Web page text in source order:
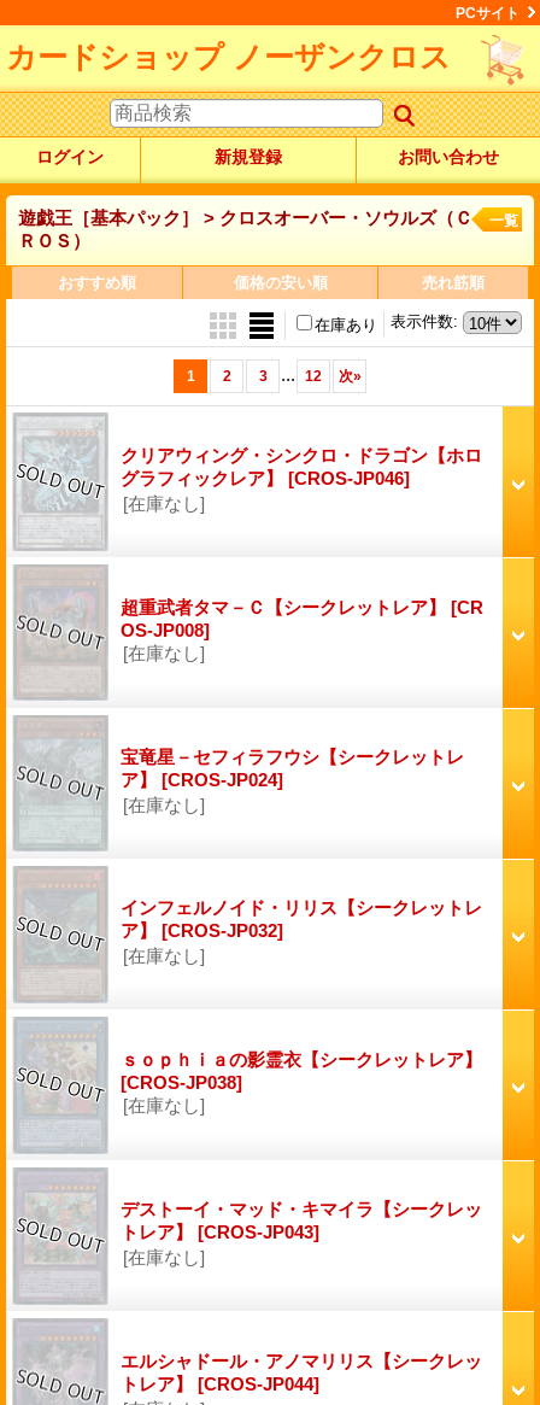
PCサイト
カードショップ ノーザンクロス
ログイン 新規登録 お問い合わせ
遊戯王［基本パック］ > クロスオーバー・ソウルズ（Ｃ
ＲＯＳ）
一覧
おすすめ順 価格の安い順 売れ筋順
表示件数:
在庫あり
1 2 3 ... 12 次»
クリアウィング・シンクロ・ドラゴン【ホロ
グラフィックレア】 [CROS-JP046]
[在庫なし]
超重武者タマ－Ｃ【シークレットレア】 [CR
OS-JP008]
[在庫なし]
宝竜星－セフィラフウシ【シークレットレ
ア】 [CROS-JP024]
[在庫なし]
インフェルノイド・リリス【シークレットレ
ア】 [CROS-JP032]
[在庫なし]
ｓｏｐｈｉａの影霊衣【シークレットレア】
[CROS-JP038]
[在庫なし]
デストーイ・マッド・キマイラ【シークレッ
トレア】 [CROS-JP043]
[在庫なし]
エルシャドール・アノマリリス【シークレッ
トレア】 [CROS-JP044]